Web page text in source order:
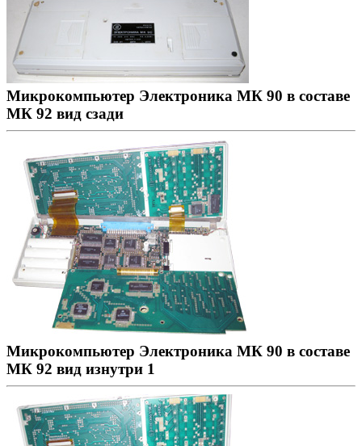
Микрокомпьютер Электроника МК 90 в составе
МК 92 вид сзади
Микрокомпьютер Электроника МК 90 в составе
МК 92 вид изнутри 1